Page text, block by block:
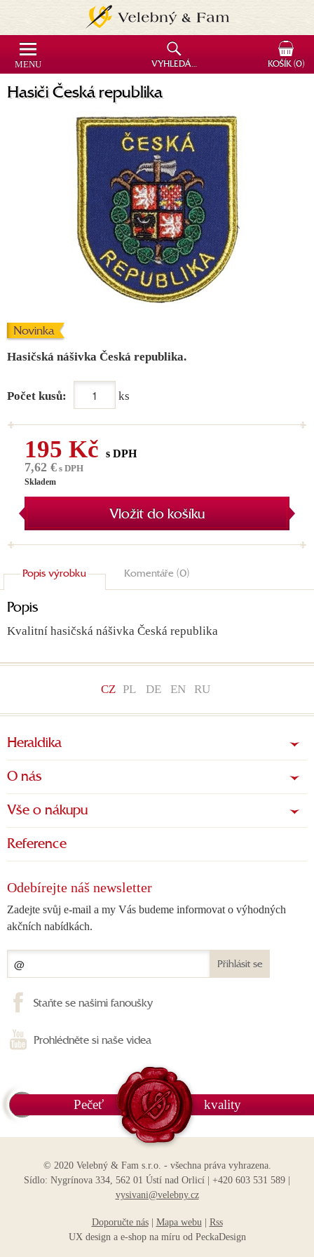
Hasiči Česká republika
Novinka
Hasičská nášivka Česká republika.
Počet kusů: ks
195 Kč s DPH
7,62 € s DPH
Skladem
Vložit do košíku
Popis výrobku Komentáře (0)
Popis
Kvalitní hasičská nášivka Česká republika
CZ PL DE EN RU
Heraldika
O nás
Vše o nákupu
Reference
Odebírejte náš newsletter
Zadejte svůj e-mail a my Vás budeme informovat o výhodných
akčních nabídkách.
Přihlásit se
Staňte se našimi fanoušky
Prohlédněte si naše videa
Pečeť kvality
© 2020 Velebný & Fam s.r.o. - všechna práva vyhrazena.
Sídlo: Nygrínova 334, 562 01 Ústí nad Orlicí | +420 603 531 589 |
vysivani@velebny.cz
Doporučte nás| Mapa webu
Rss
UX design a e-shop na míru od PeckaDesign
MENU VYHLEDÁVÁNÍ KOŠÍK(0)